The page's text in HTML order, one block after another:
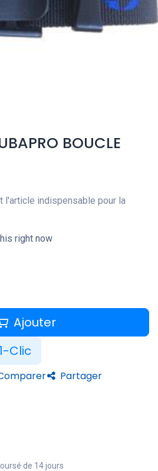
BOUCLE
l'article indispensable pour la
right now
Ajouter
Clic
Partager
de 14 jours